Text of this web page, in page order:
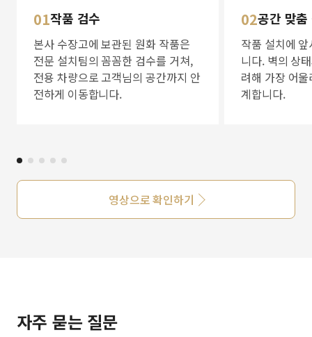
01작품 검수
본사 수장고에 보관된 원화 작품은
전문 설치팀의 꼼꼼한 검수를 거쳐,
전용 차량으로 고객님의 공간까지 안
전하게 이동합니다.
02공간 맞
작품 설치에
니다. 벽의 상
려해 가장 어
계합니다.
영상으로 확인하기
자주 묻는 질문